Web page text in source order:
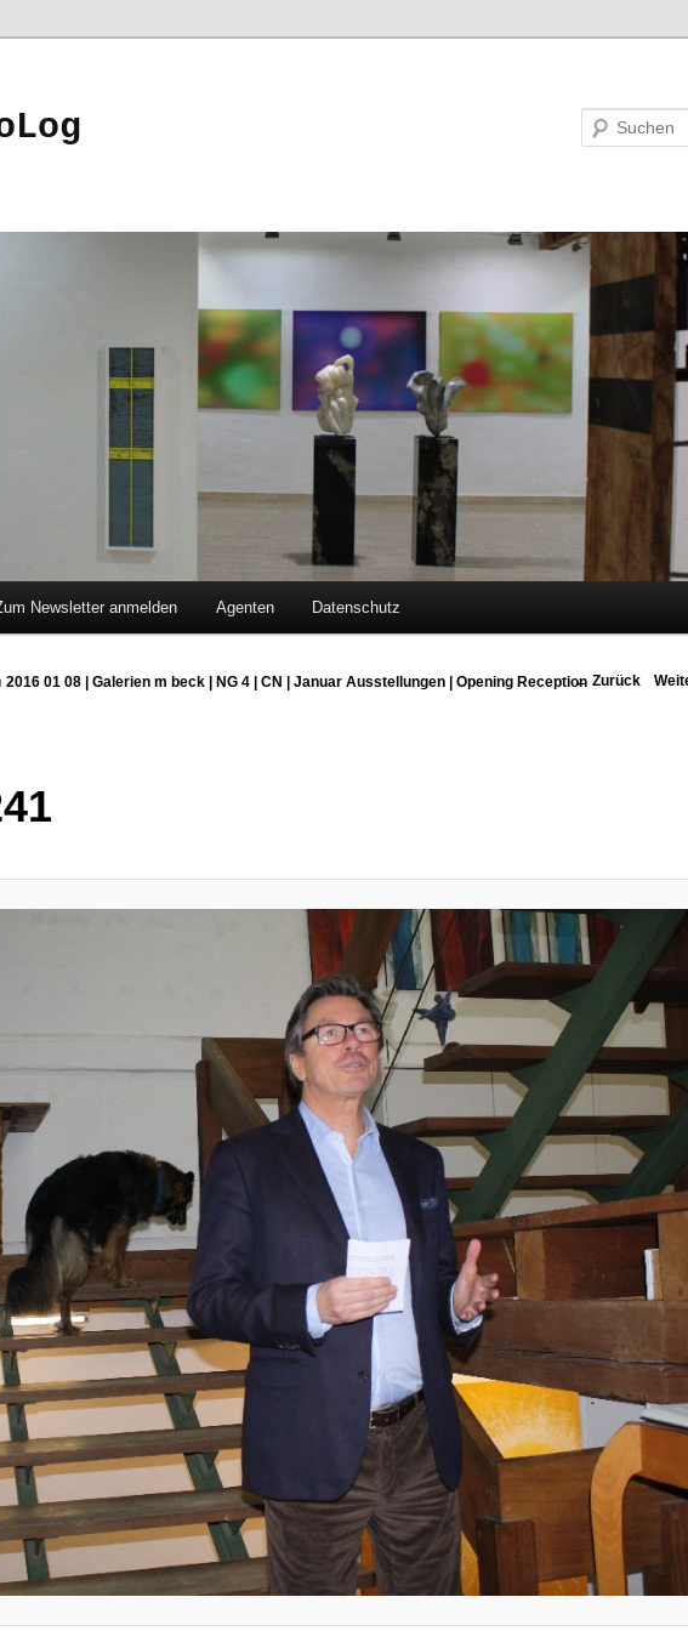
Newsletter anmelden Agenten Datenschutz
Bilder-
← Zurück
2016 01 08 | Galerien m beck | NG 4 | CN | Januar Ausstellungen | Opening Reception